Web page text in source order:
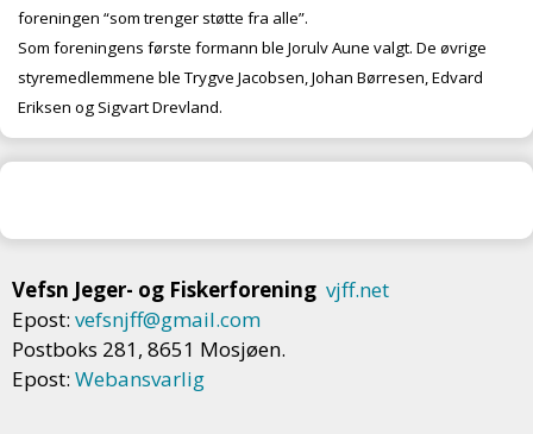
foreningen “som trenger støtte fra alle”.
Som foreningens første formann ble Jorulv Aune valgt. De øvrige
styremedlemmene ble Trygve Jacobsen, Johan Børresen, Edvard
Eriksen og Sigvart Drevland.
Vefsn Jeger- og Fiskerforening vjff.net
Epost: vefsnjff@gmail.com
Postboks 281, 8651 Mosjøen.
Epost: Webansvarlig